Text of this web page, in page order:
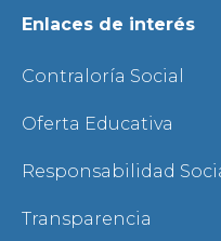
Enlaces de interés
Contraloría Social
Oferta Educativa
Responsabilidad
Transparencia